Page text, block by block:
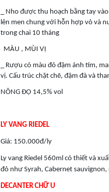
_ Nho được thu hoạch bằng tay
lên men chung với hỗn hợp vỏ và
trong chai 10 tháng
MÀU , MÙI VỊ
_ Rượu có màu đỏ đậm ánh tím,
vị. Cấu trúc chặt chẽ, đậm đà và
NÔNG ĐỘ 14,5% vol
LY VANG RIEDEL
Giá: 150.000đ/ly
Ly vang Riedel 560ml có thiết và
đỏ như Syrah, Cabernet
DECANTER CHỮ U